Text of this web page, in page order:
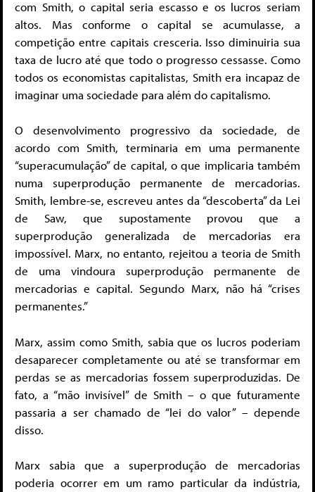
com Smith, o capital seria escasso e os lucros seriam
altos. Mas conforme o capital se acumulasse, a
competição entre capitais cresceria. Isso diminuiria sua
taxa de lucro até que todo o progresso cessasse. Como
todos os economistas capitalistas, Smith era incapaz de
imaginar uma sociedade para além do capitalismo.
O desenvolvimento progressivo da sociedade, de
acordo com Smith, terminaria em uma permanente
“superacumulação” de capital, o que implicaria também
numa superprodução permanente de mercadorias.
Smith, lembre-se, escreveu antes da “descoberta” da Lei
de Saw, que supostamente provou que a
superprodução generalizada de mercadorias era
impossível. Marx, no entanto, rejeitou a teoria de Smith
de uma vindoura superprodução permanente de
mercadorias e capital. Segundo Marx, não há “crises
permanentes.”
Marx, assim como Smith, sabia que os lucros poderiam
desaparecer completamente ou até se transformar em
perdas se as mercadorias fossem superproduzidas. De
fato, a “mão invisível” de Smith – o que futuramente
passaria a ser chamado de “lei do valor” – depende
disso.
Marx sabia que a superprodução de mercadorias
poderia ocorrer em um ramo particular da indústria,